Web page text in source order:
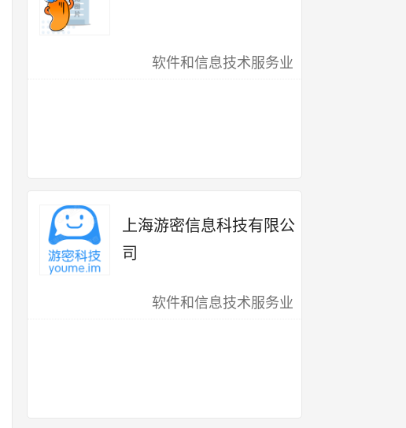
软件和信息技术服务业
上海游密信息科技有限公
司
软件和信息技术服务业